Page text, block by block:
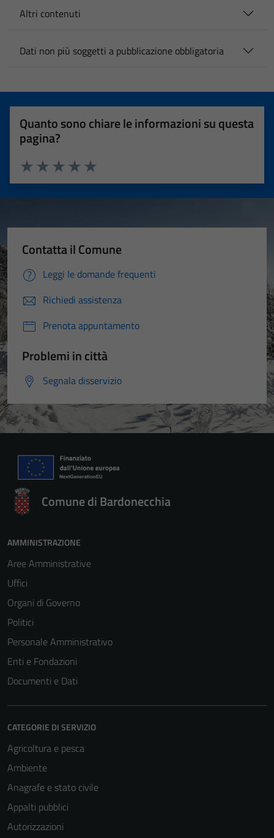
Altri contenuti
Dati non più soggetti a pubblicazione obbligatoria
Quanto sono chiare le informazioni su questa
pagina?
Valuta 5 stelle su 5
Valuta 4 stelle su 5
Valuta 3 stelle su 5
Valuta 2 stelle su 5
Valuta 1 stelle su 5
Contatta il Comune
Leggi le domande frequenti
Richiedi assistenza
Prenota appuntamento
Problemi in città
Segnala disservizio
Comune di Bardonecchia
AMMINISTRAZIONE
Aree Amministrative
Uffici
Organi di Governo
Politici
Personale Amministrativo
Enti e Fondazioni
Documenti e Dati
CATEGORIE DI SERVIZIO
Agricoltura e pesca
Ambiente
Anagrafe e stato civile
Appalti pubblici
Autorizzazioni